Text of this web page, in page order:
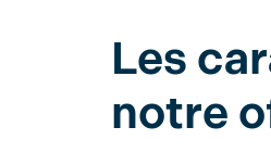
Les
notre